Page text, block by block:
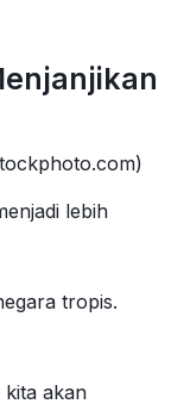
lebih
tropis.
akan